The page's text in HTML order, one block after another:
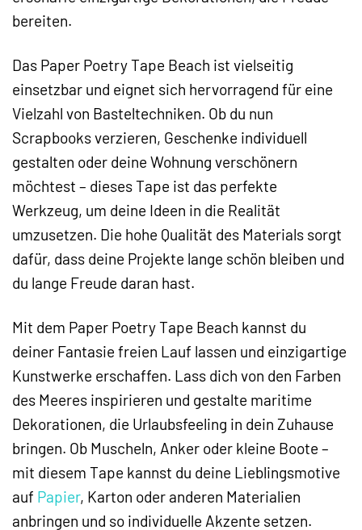
bereiten.
Das Paper Poetry Tape Beach ist vielseitig
einsetzbar und eignet sich hervorragend für eine
Vielzahl von Basteltechniken. Ob du nun
Scrapbooks verzieren, Geschenke individuell
gestalten oder deine Wohnung verschönern
möchtest – dieses Tape ist das perfekte
Werkzeug, um deine Ideen in die Realität
umzusetzen. Die hohe Qualität des Materials sorgt
dafür, dass deine Projekte lange schön bleiben und
du lange Freude daran hast.
Mit dem Paper Poetry Tape Beach kannst du
deiner Fantasie freien Lauf lassen und einzigartige
Kunstwerke erschaffen. Lass dich von den Farben
des Meeres inspirieren und gestalte maritime
Dekorationen, die Urlaubsfeeling in dein Zuhause
bringen. Ob Muscheln, Anker oder kleine Boote –
mit diesem Tape kannst du deine Lieblingsmotive
auf Papier, Karton oder anderen Materialien
anbringen und so individuelle Akzente setzen.